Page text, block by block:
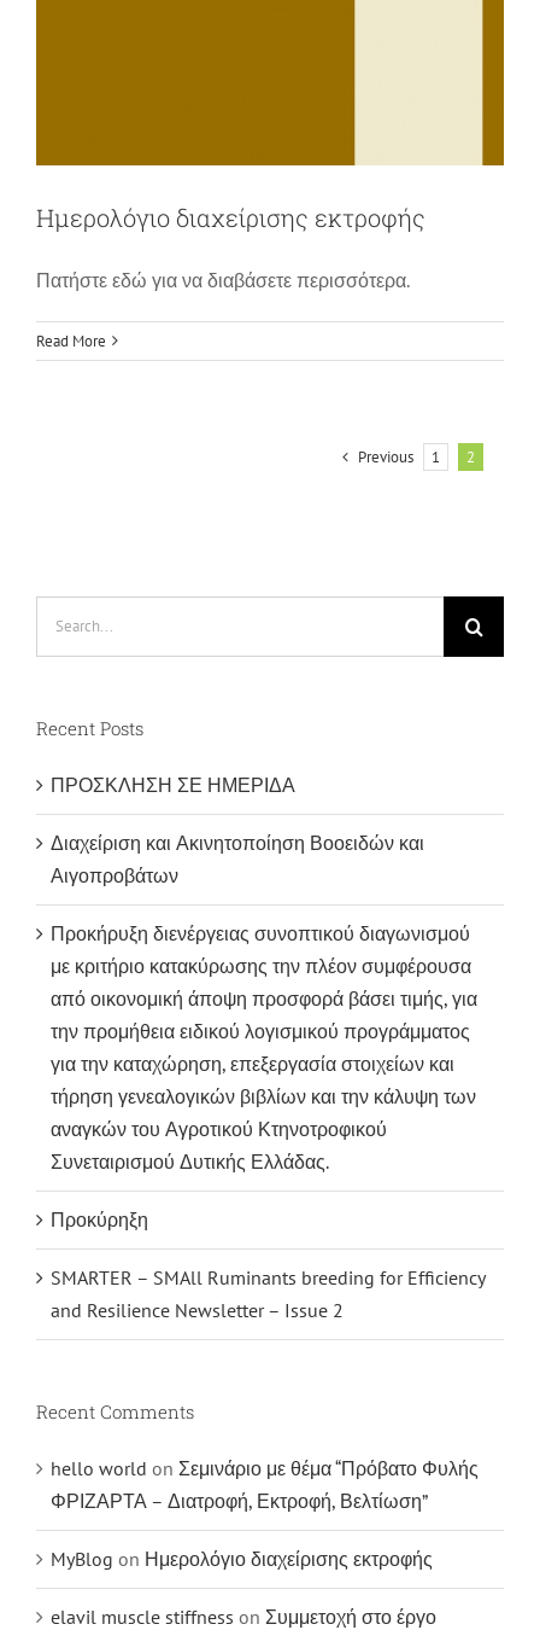
Ημερολόγιο διαχείρισης εκτροφής
Πατήστε εδώ για να διαβάσετε περισσότερα.
Read More
Previous 1 2
Recent Posts
ΠΡΟΣΚΛΗΣΗ ΣΕ ΗΜΕΡΙΔΑ
Διαχείριση και Ακινητοποίηση Βοοειδών και
Αιγοπροβάτων
Προκήρυξη διενέργειας συνοπτικού διαγωνισμού
με κριτήριο κατακύρωσης την πλέον συμφέρουσα
από οικονομική άποψη προσφορά βάσει τιμής, για
την προμήθεια ειδικού λογισμικού προγράμματος
για την καταχώρηση, επεξεργασία στοιχείων και
τήρηση γενεαλογικών βιβλίων και την κάλυψη των
αναγκών του Αγροτικού Κτηνοτροφικού
Συνεταιρισμού Δυτικής Ελλάδας.
Προκύρηξη
SMARTER – SMAll Ruminants breeding for Efficiency
and Resilience Newsletter – Issue 2
Recent Comments
hello world on Σεμινάριο με θέμα “Πρόβατο Φυλής
ΦΡΙΖΑΡΤΑ – Διατροφή, Εκτροφή, Βελτίωση”
MyBlog on Ημερολόγιο διαχείρισης εκτροφής
elavil muscle stiffness on Συμμετοχή στο έργο